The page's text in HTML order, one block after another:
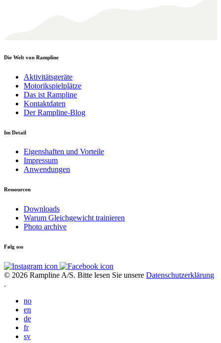
Die Welt von Rampline
Aktivitätsgeräte
Motorikspielplätze
Das ist Rampline
Kontaktdaten
Der Rampline-Blog
Im Detail
Eigenshaften und Vorteile
Impressum
Anwendungen
Ressourcen
Downloads
Warum Gleichgewicht trainieren
Photo archive
Følg oss
© 2026 Rampline A/S. Bitte lesen Sie unsere Datenschutzerklärung
.
no
en
de
fr
sv